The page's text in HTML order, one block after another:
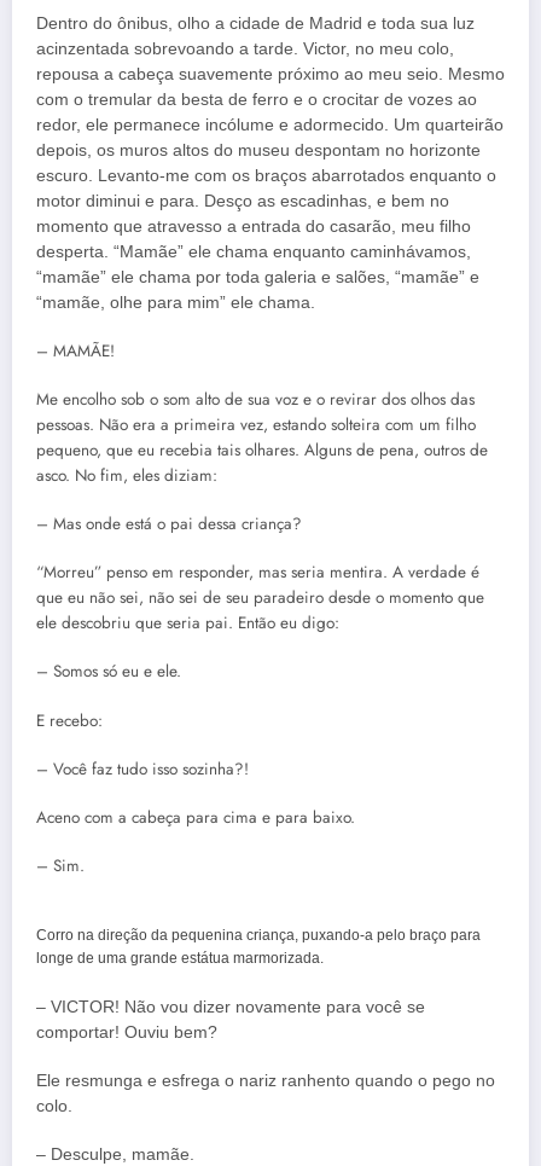
Dentro do ônibus, olho a cidade de Madrid e toda sua luz
acinzentada sobrevoando a tarde. Victor, no meu colo,
repousa a cabeça suavemente próximo ao meu seio. Mesmo
com o tremular da besta de ferro e o crocitar de vozes ao
redor, ele permanece incólume e adormecido. Um quarteirão
depois, os muros altos do museu despontam no horizonte
escuro. Levanto-me com os braços abarrotados enquanto o
motor diminui e para. Desço as escadinhas, e bem no
momento que atravesso a entrada do casarão, meu filho
desperta. “Mamãe” ele chama enquanto caminhávamos,
“mamãe” ele chama por toda galeria e salões, “mamãe” e
“mamãe, olhe para mim” ele chama.
– MAMÃE!
Me encolho sob o som alto de sua voz e o revirar dos olhos das
pessoas. Não era a primeira vez, estando solteira com um filho
pequeno, que eu recebia tais olhares. Alguns de pena, outros de
asco. No fim, eles diziam:
– Mas onde está o pai dessa criança?
“Morreu” penso em responder, mas seria mentira. A verdade é
que eu não sei, não sei de seu paradeiro desde o momento que
ele descobriu que seria pai. Então eu digo:
– Somos só eu e ele.
E recebo:
– Você faz tudo isso sozinha?!
Aceno com a cabeça para cima e para baixo.
– Sim.
Corro na direção da pequenina criança, puxando-a pelo braço para
longe de uma grande estátua marmorizada.
– VICTOR! Não vou dizer novamente para você se
comportar! Ouviu bem?
Ele resmunga e esfrega o nariz ranhento quando o pego no
colo.
– Desculpe, mamãe.